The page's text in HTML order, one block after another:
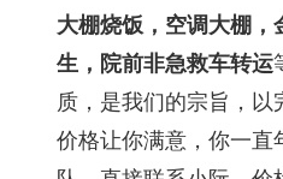
大棚烧饭，空调大棚
生，院前非急救车转运
质，是我们的宗旨，
价格让你满意，你一直